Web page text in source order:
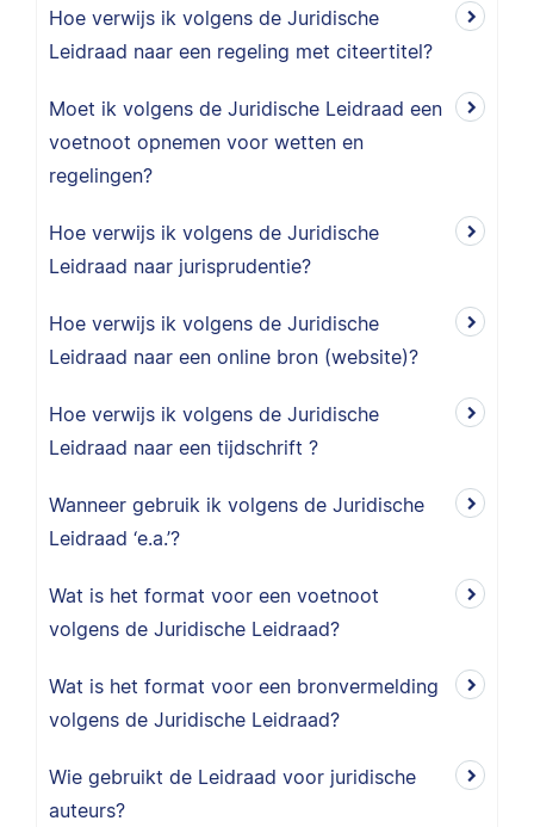
Hoe verwijs ik volgens de Juridische
Leidraad naar een regeling met citeertitel?
Moet ik volgens de Juridische Leidraad een
voetnoot opnemen voor wetten en
regelingen?
Hoe verwijs ik volgens de Juridische
Leidraad naar jurisprudentie?
Hoe verwijs ik volgens de Juridische
Leidraad naar een online bron (website)?
Hoe verwijs ik volgens de Juridische
Leidraad naar een tijdschrift ?
Wanneer gebruik ik volgens de Juridische
Leidraad ‘e.a.’?
Wat is het format voor een voetnoot
volgens de Juridische Leidraad?
Wat is het format voor een bronvermelding
volgens de Juridische Leidraad?
Wie gebruikt de Leidraad voor juridische
auteurs?